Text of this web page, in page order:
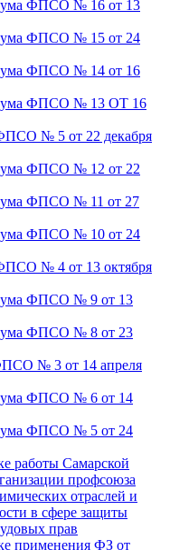
ФПСО № 16 от 13
ФПСО № 15 от 24
ФПСО № 14 от 16
ФПСО № 13 ОТ 16
№ 5 от 22 декабря
ФПСО № 12 от 22
ФПСО № 11 от 27
ФПСО № 10 от 24
№ 4 от 13 октября
ФПСО № 9 от 13
ФПСО № 8 от 23
№ 3 от 14 апреля
ФПСО № 6 от 14
ФПСО № 5 от 24
работы Самарской
профсоюза
отраслей и
в сфере защиты
прав
применения ФЗ от